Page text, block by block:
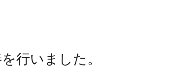
行いました。